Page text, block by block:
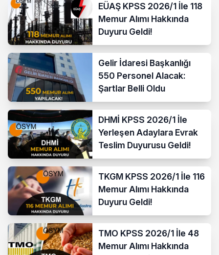
EÜAŞ KPSS 2026/1 İle 118
Memur Alımı Hakkında
Duyuru Geldi!
Gelir İdaresi Başkanlığı
550 Personel Alacak:
Şartlar Belli Oldu
DHMİ KPSS 2026/1 İle
Yerleşen Adaylara Evrak
Teslim Duyurusu Geldi!
TKGM KPSS 2026/1 İle 116
Memur Alımı Hakkında
Duyuru Geldi!
TMO KPSS 2026/1 İle 48
Memur Alımı Hakkında